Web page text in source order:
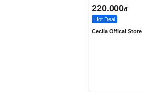
220.000đ
Hot Deal
Cecila Offical Store